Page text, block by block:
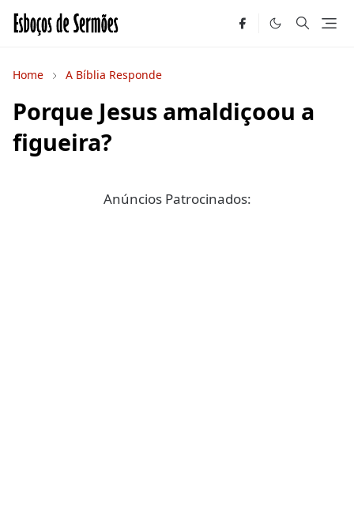
Home A Bíblia Responde
Porque Jesus amaldiçoou a
figueira?
Anúncios Patrocinados: